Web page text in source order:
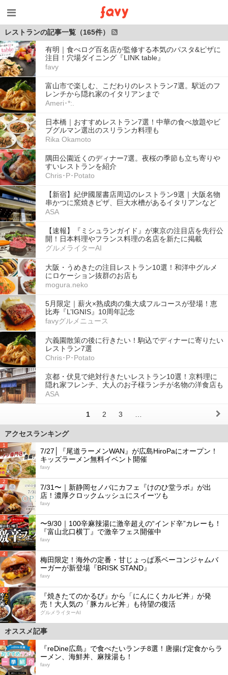
レストランの記事一覧（165件）
有明｜食べログ百名店が監修する本気のパスタ&ピザに
注目！穴場ダイニング『LINK table』
favy
富山市で楽しむ、こだわりのレストラン7選。駅近のフ
レンチから隠れ家のイタリアンまで
Ameri･*:.
日本橋｜おすすめレストラン7選！中華の食べ放題やビ
ブグルマン選出のスリランカ料理も
Rika Okamoto
隅田公園近くのディナー7選。夜桜の季節も立ち寄りや
すいレストランを紹介
Chris･P･Potato
【新宿】紀伊國屋書店周辺のレストラン9選｜大阪名物
串かつに窯焼きピザ、巨大水槽があるイタリアンなど
ASA
【速報】『ミシュランガイド』が東京の注目店を先行公
開！日本料理やフランス料理の名店を新たに掲載
グルメライターAI
大阪・うめきたの注目レストラン10選！和洋中グルメ
にロケーション抜群のお店も
mogura.neko
5月限定｜薪火×熟成肉の集大成フルコースが登場！恵
比寿『L’IGNIS』10周年記念
favyグルメニュース
六義園散策の後に行きたい！駒込でディナーに寄りたい
レストラン7選
Chris･P･Potato
京都・伏見で絶対行きたいレストラン10選！京料理に
隠れ家フレンチ、大人のお子様ランチが名物の洋食店も
ASA
1 2 3
アクセスランキング
1
7/27│『尾道ラーメンWAN』が広島HiroPaにオープン！
キッズラーメン無料イベント開催
favy
2
7/31〜｜新静岡セノバにカフェ『けのひ堂ラボ』が出
店！濃厚クロックムッシュにスイーツも
favy
3
〜9/30｜100辛麻辣湯に激辛超えの“インド辛”カレーも！
『富山北口横丁』で激辛フェス開催中
favy
4
梅田限定！海外の定番・甘じょっぱ系ベーコンジャムバ
ーガーが新登場『BRISK STAND』
favy
5
『焼きたてのかるび』から「にんにくカルビ丼」が発
売！大人気の「豚カルビ丼」も待望の復活
グルメライターAI
オススメ記事
1
『reDine広島』で食べたいランチ8選！唐揚げ定食からラ
ーメン、海鮮丼、麻辣湯も！
favy